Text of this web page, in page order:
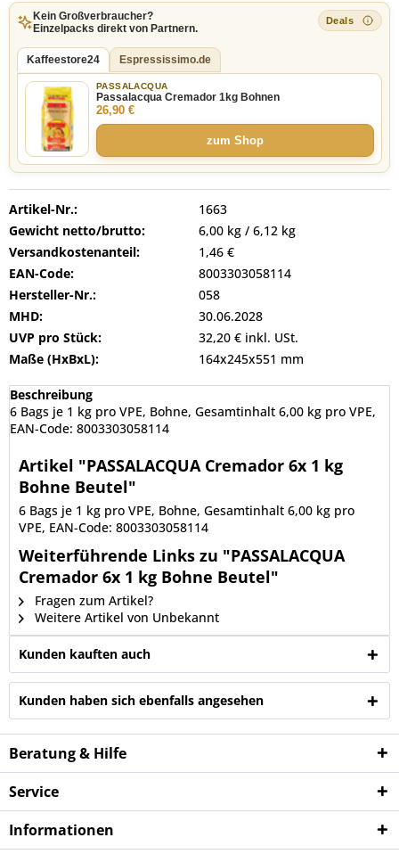
Kein Großverbraucher?
Einzelpacks direkt von Partnern.
Kaffeestore24 Espressissimo.de
PASSALACQUA
Passalacqua Cremador 1kg Bohnen
26,90 €
zum Shop
Artikel-Nr.:
1663
Gewicht netto/brutto:
6,00 kg / 6,12 kg
Versandkostenanteil:
1,46 €
EAN-Code:
8003303058114
Hersteller-Nr.:
058
MHD:
30.06.2028
UVP pro Stück:
32,20 € inkl. USt.
Maße (HxBxL):
164x245x551 mm
Beschreibung
6 Bags je 1 kg pro VPE, Bohne, Gesamtinhalt 6,00 kg pro VPE,
EAN-Code: 8003303058114
Artikel "PASSALACQUA Cremador 6x 1 kg
Bohne Beutel"
6 Bags je 1 kg pro VPE, Bohne, Gesamtinhalt 6,00 kg pro
VPE, EAN-Code: 8003303058114
Weiterführende Links zu "PASSALACQUA
Cremador 6x 1 kg Bohne Beutel"
Fragen zum Artikel?
Weitere Artikel von Unbekannt
Kunden kauften auch
Kunden haben sich ebenfalls angesehen
Beratung & Hilfe
Service
Informationen